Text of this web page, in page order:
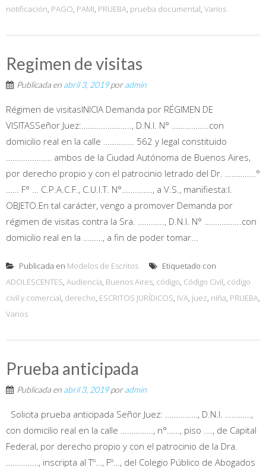
notificación, PAGO, PAMI, PRUEBA, prueba documental, Varios
Regimen de visitas
Publicada en abril 3, 2019poradmin
Régimen de visitasINICIA Demanda por RÉGIMEN DE
VISITASSeñor Juez:………………….., D.N.I. N° ……………..con
domicilio real en la calle ………….. 562 y legal constituido
………………… ambos de la Ciudad Autónoma de Buenos Aires,
por derecho propio y con el patrocinio letrado del Dr. …………..°
…… F° … C.P.A.C.F., C.U.I.T. N°………….., a V.S., manifiesta:I.
OBJETO.En tal carácter, vengo a promover Demanda por
régimen de visitas contra la Sra. ………..., D.N.I. N° ……………..con
domicilio real en la ………, a fin de poder tomar...
Publicada en Modelos de Escritos
Etiquetado con
ADOLESCENTES, Audiencia, Buenos Aires, código, Código Civil, código
civil y comercial, derecho, ESCRITOS JURÍDICOS, IVA, juez, niña, PRUEBA,
Varios
Prueba anticipada
Publicada en abril 3, 2019poradmin
Solicita prueba anticipada Señor Juez: ……………, D.N.I. …………,
con domicilio real en la calle ……………, n°……, piso …., de Capital
Federal, por derecho propio y con el patrocinio de la Dra.
……………, inscripta al Tº…, Fº…, del Colegio Público de Abogados